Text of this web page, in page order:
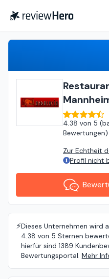
4.38 von 5 (
Bewertungen)
Zur Echtheit
Profil nicht
⚡️Dieses Unternehmen wird
4.38 von 5 Sternen
hierfür sind 1389
Bewertungsportal. Mehr